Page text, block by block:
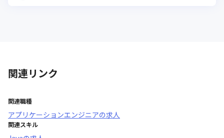
関連リンク
関連職種
アプリケーションエンジニアの求人
関連スキル